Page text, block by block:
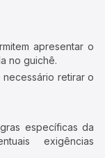
apresentar o
no guichê.
retirar o
específicas da
exigências